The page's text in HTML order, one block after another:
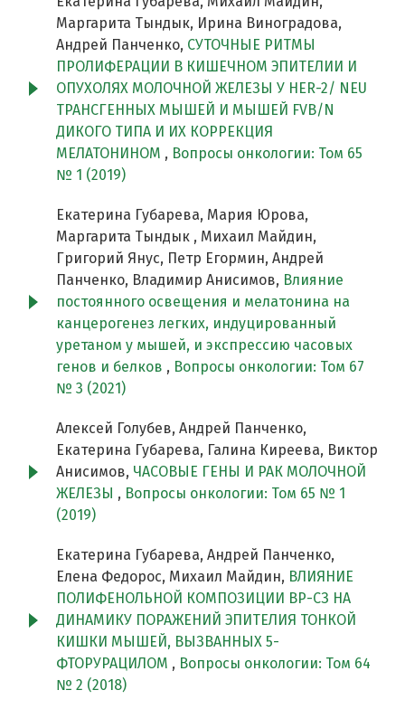
Маргарита Тындык, Ирина Виноградова,
Андрей Панченко, СУТОЧНЫЕ РИТМЫ
ПРОЛИФЕРАЦИИ В КИШЕЧНОМ ЭПИТЕЛИИ И
ОПУХОЛЯХ МОЛОЧНОЙ ЖЕЛЕЗЫ У HER-2/ NEU
ТРАНСГЕННЫХ МЫШЕЙ И МЫШЕЙ FVB/N
ДИКОГО ТИПА И ИХ КОРРЕКЦИЯ
МЕЛАТОНИНОМ , Вопросы онкологии: Том 65
№ 1 (2019)
Екатерина Губарева, Мария Юрова,
Маргарита Тындык , Михаил Майдин,
Григорий Янус, Петр Егормин, Андрей
Панченко, Владимир Анисимов, Влияние
постоянного освещения и мелатонина на
канцерогенез легких, индуцированный
уретаном у мышей, и экспрессию часовых
генов и белков , Вопросы онкологии: Том 67
№ 3 (2021)
Алексей Голубев, Андрей Панченко,
Екатерина Губарева, Галина Киреева, Виктор
Анисимов, ЧАСОВЫЕ ГЕНЫ И РАК МОЛОЧНОЙ
ЖЕЛЕЗЫ , Вопросы онкологии: Том 65 № 1
(2019)
Екатерина Губарева, Андрей Панченко,
Елена Федорос, Михаил Майдин, ВЛИЯНИЕ
ПОЛИФЕНОЛЬНОЙ КОМПОЗИЦИИ BP-СЗ НА
ДИНАМИКУ ПОРАЖЕНИЙ ЭПИТЕЛИЯ ТОНКОЙ
КИШКИ МЫШЕЙ, ВЫЗВАННЫХ 5-
ФТОРУРАЦИЛОМ , Вопросы онкологии: Том 64
№ 2 (2018)